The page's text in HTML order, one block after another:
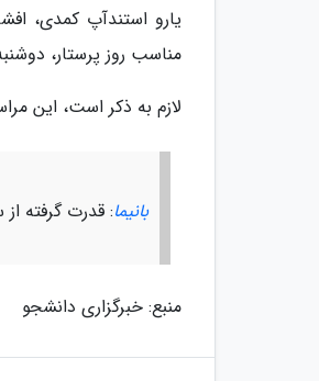
یارو استندآپ کمدی،
مناسب روز پرستار، دوشنبه 1 دی 1399 از ساعت 17:30آغاز می
لازم به ذکر است، این
بانیما: قدرت گرفته
منبع: خبرگزاری دانشجو